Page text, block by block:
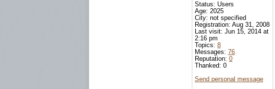
Status: Users
Age: 2025
City: not specified
Registration: Aug 31, 2008
Last visit: Jun 15, 2014 at
2:16 pm
Topics: 8
Messages: 76
Reputation: 0
Thanked: 0
Send personal message